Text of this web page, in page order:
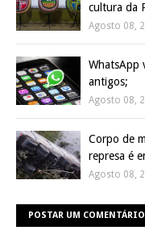
cultura da
Agosto 08,
WhatsApp
antigos;
Agosto 08,
Corpo de
represa é
Agosto 08,
POSTAR UM COMENTÁRIO